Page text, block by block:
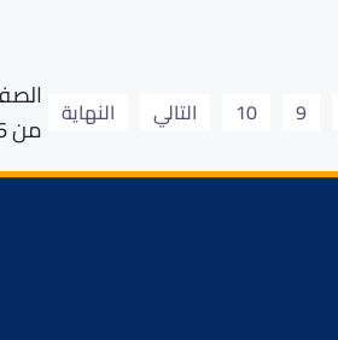
9
10 التالي النهاية من 26